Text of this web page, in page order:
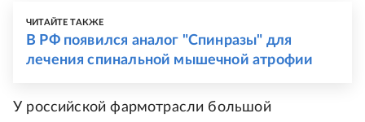
ЧИТАЙТЕ ТАКЖЕ
В РФ появился аналог "Спинразы" для
лечения спинальной мышечной атрофии
У российской фармотрасли большой